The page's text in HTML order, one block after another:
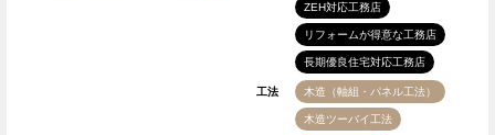
ZEH対応工務店
リフォームが得意な工務店
長期優良住宅対応工務店
工法 木造（軸組・パネル工法）
木造ツーバイ工法